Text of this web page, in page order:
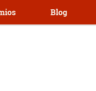
Blog